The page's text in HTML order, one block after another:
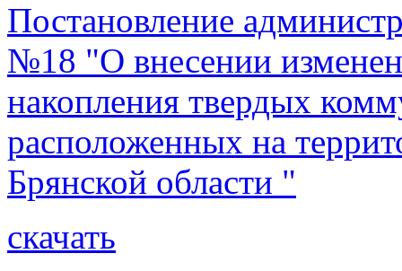
Постановление
№18 "О внесении
накопления твердых
расположенных на
Брянской области "
скачать